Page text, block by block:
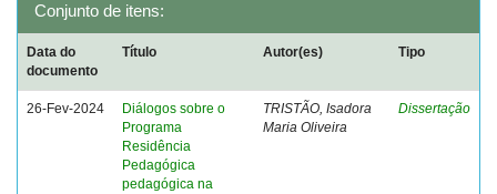
Conjunto de itens:
Data do
documento
Título Autor(es) Tipo
26-Fev-2024
Diálogos sobre o
Programa
Residência
Pedagógica
pedagógica na
TRISTÃO, Isadora
Maria Oliveira
Dissertação